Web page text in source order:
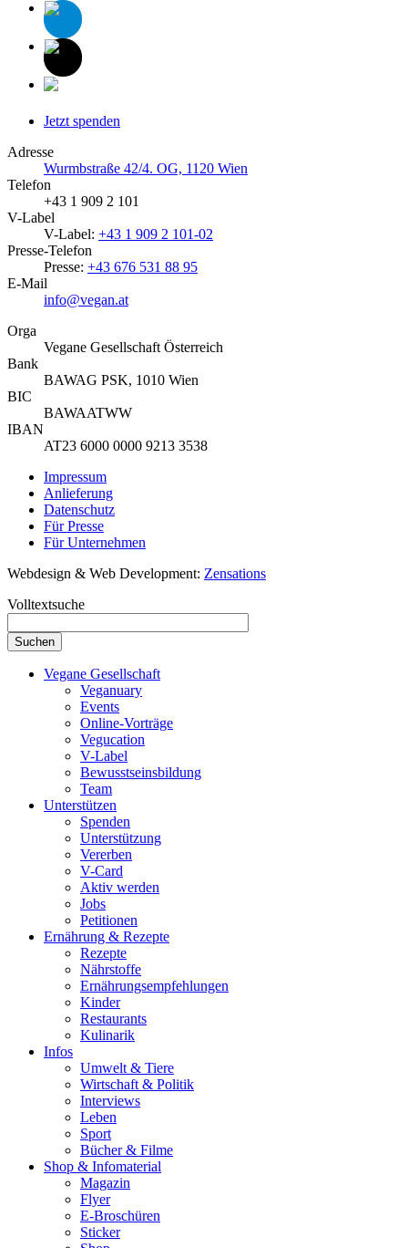
Jetzt spenden
Adresse
Wurmbstraße 42/4. OG, 1120 Wien
Telefon
+43 1 909 2 101
V-Label
V-Label: +43 1 909 2 101-02
Presse-Telefon
Presse: +43 676 531 88 95
E-Mail
info@vegan.at
Orga
Vegane Gesellschaft Österreich
Bank
BAWAG PSK, 1010 Wien
BIC
BAWAATWW
IBAN
AT23 6000 0000 9213 3538
Impressum
Anlieferung
Datenschutz
Für Presse
Für Unternehmen
Webdesign & Web Development: Zensations
Volltextsuche
Vegane Gesellschaft
Veganuary
Events
Online-Vorträge
Vegucation
V-Label
Bewusstseinsbildung
Team
Unterstützen
Spenden
Unterstützung
Vererben
V-Card
Aktiv werden
Jobs
Petitionen
Ernährung & Rezepte
Rezepte
Nährstoffe
Ernährungsempfehlungen
Kinder
Restaurants
Kulinarik
Infos
Umwelt & Tiere
Wirtschaft & Politik
Interviews
Leben
Sport
Bücher & Filme
Shop & Infomaterial
Magazin
Flyer
E-Broschüren
Sticker